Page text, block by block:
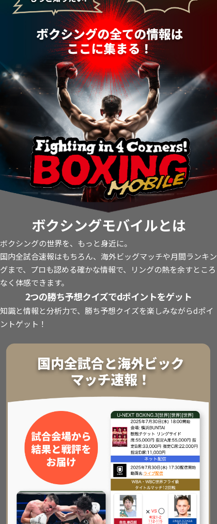
ボクシングモバイルとは
ボクシングの世界を、もっと身近に。
国内全試合速報はもちろん、海外ビッグマッチや月間ランキン
グまで、プロも認める確かな情報で、リングの熱を余すところ
なく体感できます。
2つの勝ち予想クイズでdポイントをゲット
知識と情報と分析力で、勝ち予想クイズを楽しみながらdポイ
ントゲット！